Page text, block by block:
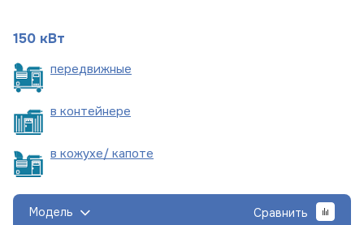
150 кВт
передвижные
в контейнере
в кожухе/ капоте
Модель Сравнить